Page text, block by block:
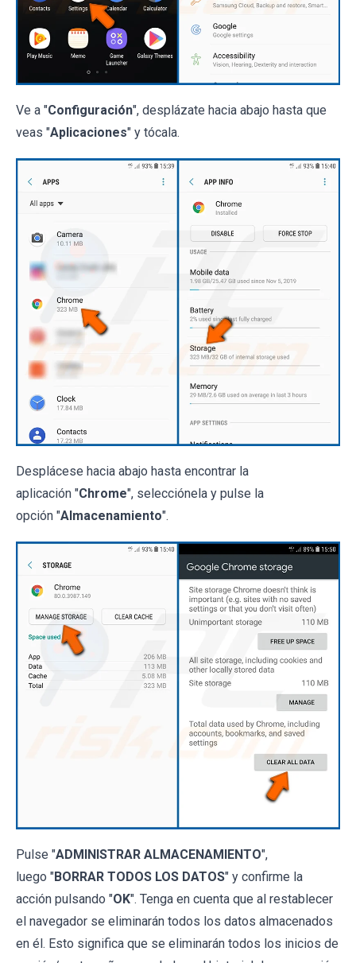
Ve a "Configuración", desplázate hacia abajo hasta que
veas "Aplicaciones" y tócala.
Desplácese hacia abajo hasta encontrar la
aplicación "Chrome", selecciónela y pulse la
opción "Almacenamiento".
Pulse "ADMINISTRAR ALMACENAMIENTO",
luego "BORRAR TODOS LOS DATOS" y confirme la
acción pulsando "OK". Tenga en cuenta que al restablecer
el navegador se eliminarán todos los datos almacenados
en él. Esto significa que se eliminarán todos los inicios de